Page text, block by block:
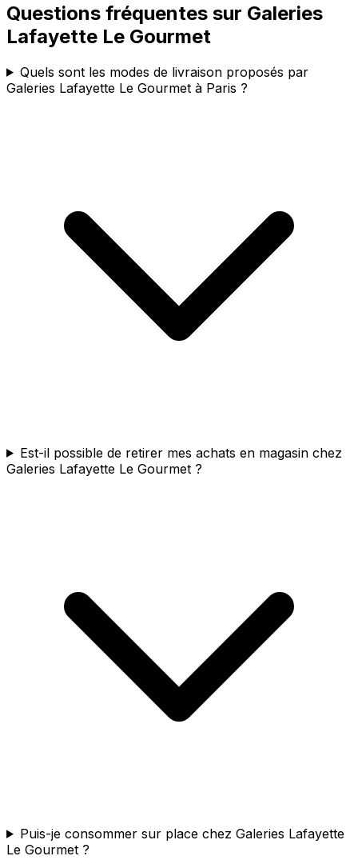
Questions fréquentes sur Galeries
Lafayette Le Gourmet
Quels sont les modes de livraison proposés par
Galeries Lafayette Le Gourmet à Paris ?
Est-il possible de retirer mes achats en magasin chez
Galeries Lafayette Le Gourmet ?
Puis-je consommer sur place chez Galeries Lafayette
Le Gourmet ?